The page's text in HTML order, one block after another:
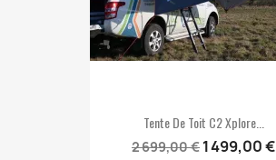
Tente De Toit C2 Xplore...
2 699,00 € 1 499,00 €